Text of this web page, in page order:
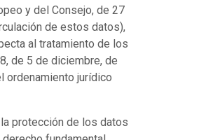
y del Consejo, de 27
de estos datos),
al tratamiento de los
de 5 de diciembre, de
ordenamiento jurídico
protección de los datos